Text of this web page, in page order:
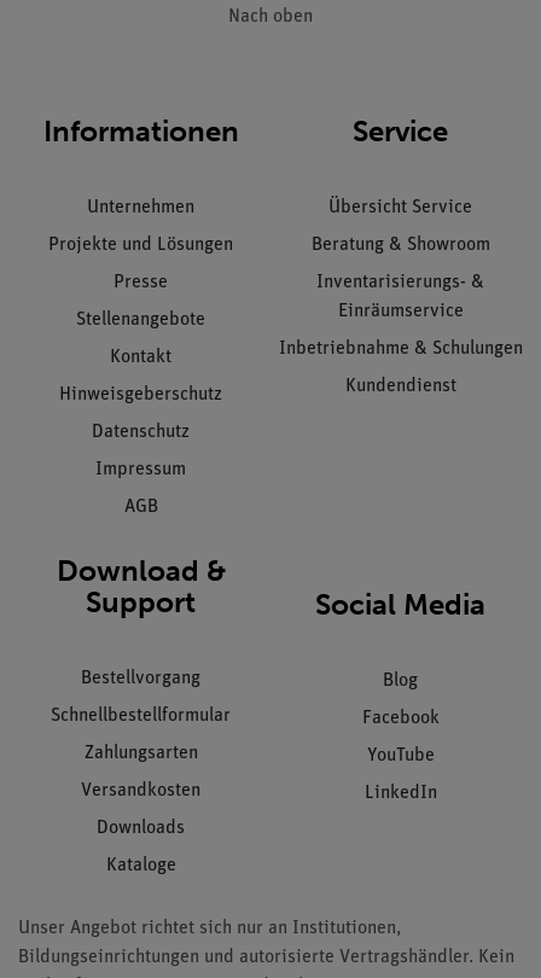
Nach oben
Informationen
Unternehmen
Projekte und Lösungen
Presse
Stellenangebote
Kontakt
Hinweisgeberschutz
Datenschutz
Impressum
AGB
Service
Übersicht Service
Beratung & Showroom
Inventarisierungs- &
Einräumservice
Inbetriebnahme & Schulungen
Kundendienst
Download &
Support
Bestellvorgang
Schnellbestellformular
Zahlungsarten
Versandkosten
Downloads
Kataloge
Social Media
Blog
Facebook
YouTube
LinkedIn
Unser Angebot richtet sich nur an Institutionen,
Bildungseinrichtungen und autorisierte Vertragshändler. Kein